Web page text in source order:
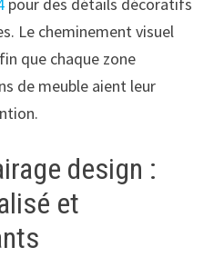
pour des détails décoratifs
Le cheminement visuel
que chaque zone
de meuble aient leur
design :
et